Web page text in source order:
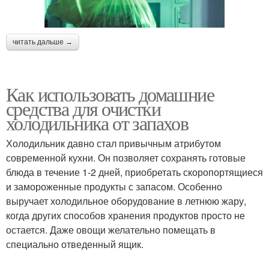
читать дальше →
Как использовать домашние
средства для очистки
холодильника от запахов
Холодильник давно стал привычным атрибутом
современной кухни. Он позволяет сохранять готовые
блюда в течение 1-2 дней, приобретать скоропортящиеся
и замороженные продукты с запасом. Особенно
выручает холодильное оборудование в летнюю жару,
когда других способов хранения продуктов просто не
остается. Даже овощи желательно помещать в
специально отведенный ящик.